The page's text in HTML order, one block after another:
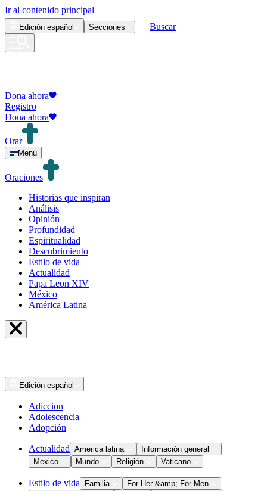
Ir al contenido principal
Edición español Secciones Buscar
Dona ahora
Registro
Dona ahora
Orar
Menú
Oraciones
Historias que inspiran
Análisis
Opinión
Profundidad
Espiritualidad
Descubrimiento
Estilo de vida
Actualidad
Papa Leon XIV
México
América Latina
Edición español
Adiccion
Adolescencia
Adopción
Actualidad America latina
Información general
Mexico
Mundo Religión Vaticano
Estilo de vida Familia
For Her &amp; For Men